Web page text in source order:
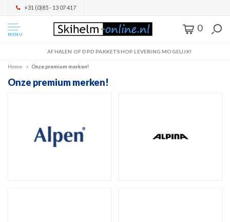
+31 (0)85 - 13 07 417
MENU
0
AFHALEN OF DPD PAKKETSHOP LEVERING MOGELIJK!
Home Onze premium merken!
Onze premium merken!